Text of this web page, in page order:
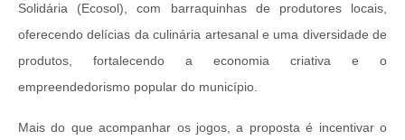
Solidária (Ecosol), com barraquinhas de produtores locais,
oferecendo delícias da culinária artesanal e uma diversidade de
produtos, fortalecendo a economia criativa e o
empreendedorismo popular do município.
Mais do que acompanhar os jogos, a proposta é incentivar o